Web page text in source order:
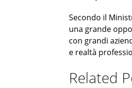
Secondo il
una grande
con grandi
e realtà
Related